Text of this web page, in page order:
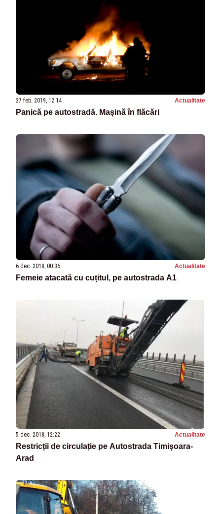
27 feb. 2019, 12:14 Actualitate
Panică pe autostradă. Mașină în flăcări
6 dec. 2018, 00:36 Actualitate
Femeie atacată cu cuțitul, pe autostrada A1
5 dec. 2018, 12:22 Actualitate
Restricții de circulație pe Autostrada Timișoara-
Arad